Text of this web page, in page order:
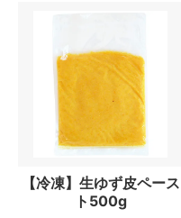
【冷凍】生ゆず皮ペース
ト500g